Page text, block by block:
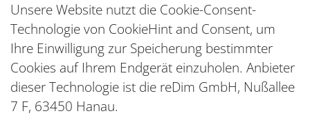
Unsere Website nutzt die Cookie-Consent-
Technologie von CookieHint and Consent, um
Ihre Einwilligung zur Speicherung bestimmter
Cookies auf Ihrem Endgerät einzuholen. Anbieter
dieser Technologie ist die reDim GmbH, Nußallee
7 F, 63450 Hanau.